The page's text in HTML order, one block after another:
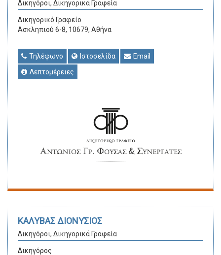
Δικηγόροι, Δικηγορικά Γραφεία
Δικηγορικό Γραφείο
Ασκληπιού 6-8, 10679, Αθήνα
Τηλέφωνο Ιστοσελίδα
Email
Λεπτομέρειες
ΚΑΛΥΒΑΣ ΔΙΟΝΥΣΙΟΣ
Δικηγόροι, Δικηγορικά Γραφεία
Δικηγόρος